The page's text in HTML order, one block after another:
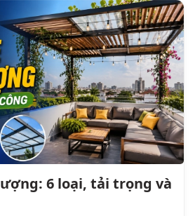
6 loại, tải trọng và